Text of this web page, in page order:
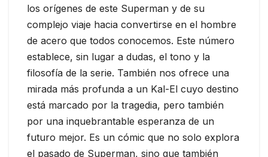
los orígenes de este Superman y de su
complejo viaje hacia convertirse en el hombre
de acero que todos conocemos. Este número
establece, sin lugar a dudas, el tono y la
filosofía de la serie. También nos ofrece una
mirada más profunda a un Kal-El cuyo destino
está marcado por la tragedia, pero también
por una inquebrantable esperanza de un
futuro mejor. Es un cómic que no solo explora
el pasado de Superman, sino que también